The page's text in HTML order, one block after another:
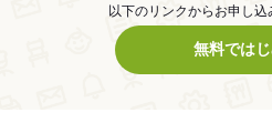
以下のリンクからお申し込
無料では